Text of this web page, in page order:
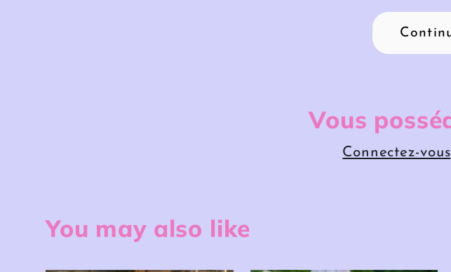
Vous
Connectez-vous
You may also like